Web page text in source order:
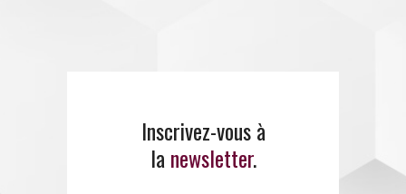
Inscrivez-vous à
la newsletter.